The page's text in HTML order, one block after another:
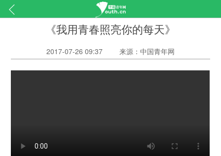
《我用青春照亮你的每天》
2017-07-26 09:37 来源：中国青年网